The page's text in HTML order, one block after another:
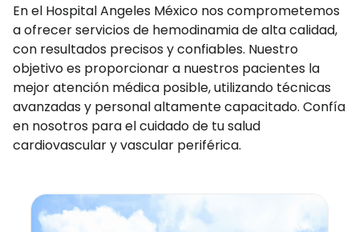
En el Hospital Angeles México nos comprometemos
a ofrecer servicios de hemodinamia de alta calidad,
con resultados precisos y confiables. Nuestro
objetivo es proporcionar a nuestros pacientes la
mejor atención médica posible, utilizando técnicas
avanzadas y personal altamente capacitado. Confía
en nosotros para el cuidado de tu salud
cardiovascular y vascular periférica.